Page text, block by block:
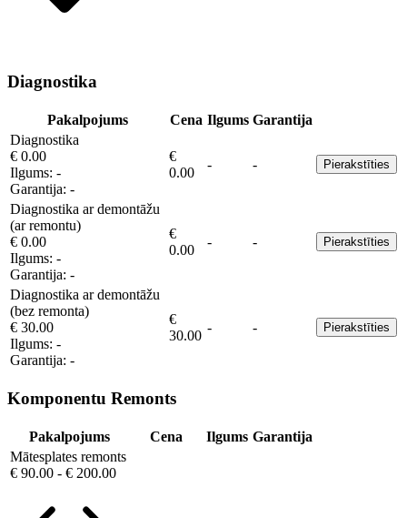
Diagnostika
Pakalpojums Cena Ilgums Garantija
Diagnostika
€ 0.00
Ilgums: -
Garantija: -
€
0.00
- - Pierakstīties
Diagnostika ar demontāžu
(ar remontu)
€ 0.00
Ilgums: -
Garantija: -
€
0.00
- - Pierakstīties
Diagnostika ar demontāžu
(bez remonta)
€ 30.00
Ilgums: -
Garantija: -
€
30.00
- - Pierakstīties
Komponentu Remonts
Pakalpojums Cena Ilgums Garantija
Mātesplates remonts
€ 90.00 - € 200.00